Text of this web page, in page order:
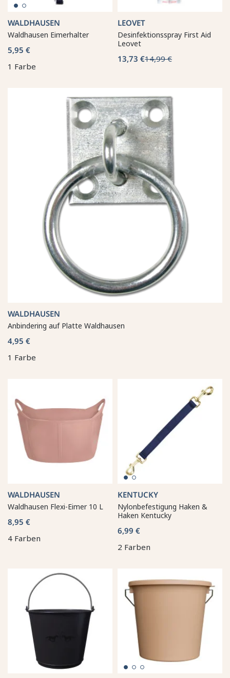
WALDHAUSEN
Waldhausen Eimerhalter
5,95 €
1 Farbe
LEOVET
Desinfektionsspray First Aid
Leovet
13,73 €14,99 €
WALDHAUSEN
Anbindering auf Platte Waldhausen
4,95 €
1 Farbe
WALDHAUSEN
Waldhausen Flexi-Eimer 10 L
8,95 €
4 Farben
KENTUCKY
Nylonbefestigung Haken &
Haken Kentucky
6,99 €
2 Farben